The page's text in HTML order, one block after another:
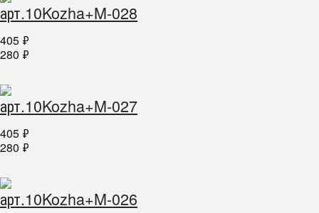
арт.10Kozha+M-028
405 ₽
280 ₽
арт.10Kozha+M-027
405 ₽
280 ₽
арт.10Kozha+M-026